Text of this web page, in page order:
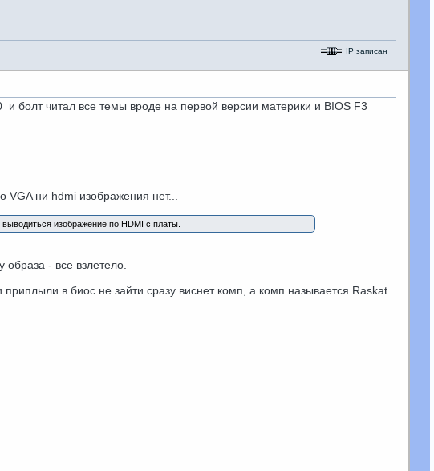
IP записан
болт читал все темы вроде на первой версии материки и BIOS F3
ни hdmi изображения нет...
изображение по HDMI с платы.
- все взлетело.
в биос не зайти сразу виснет комп, а комп называется Raskat